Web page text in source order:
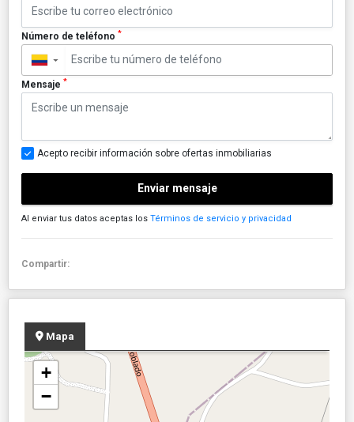
Número de teléfono *
▼
Mensaje *
Acepto recibir información sobre ofertas inmobiliarias
Enviar mensaje
Al enviar tus datos aceptas los Términos de servicio y privacidad
Compartir:
Mapa
+
−